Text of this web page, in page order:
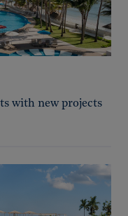
with new projects